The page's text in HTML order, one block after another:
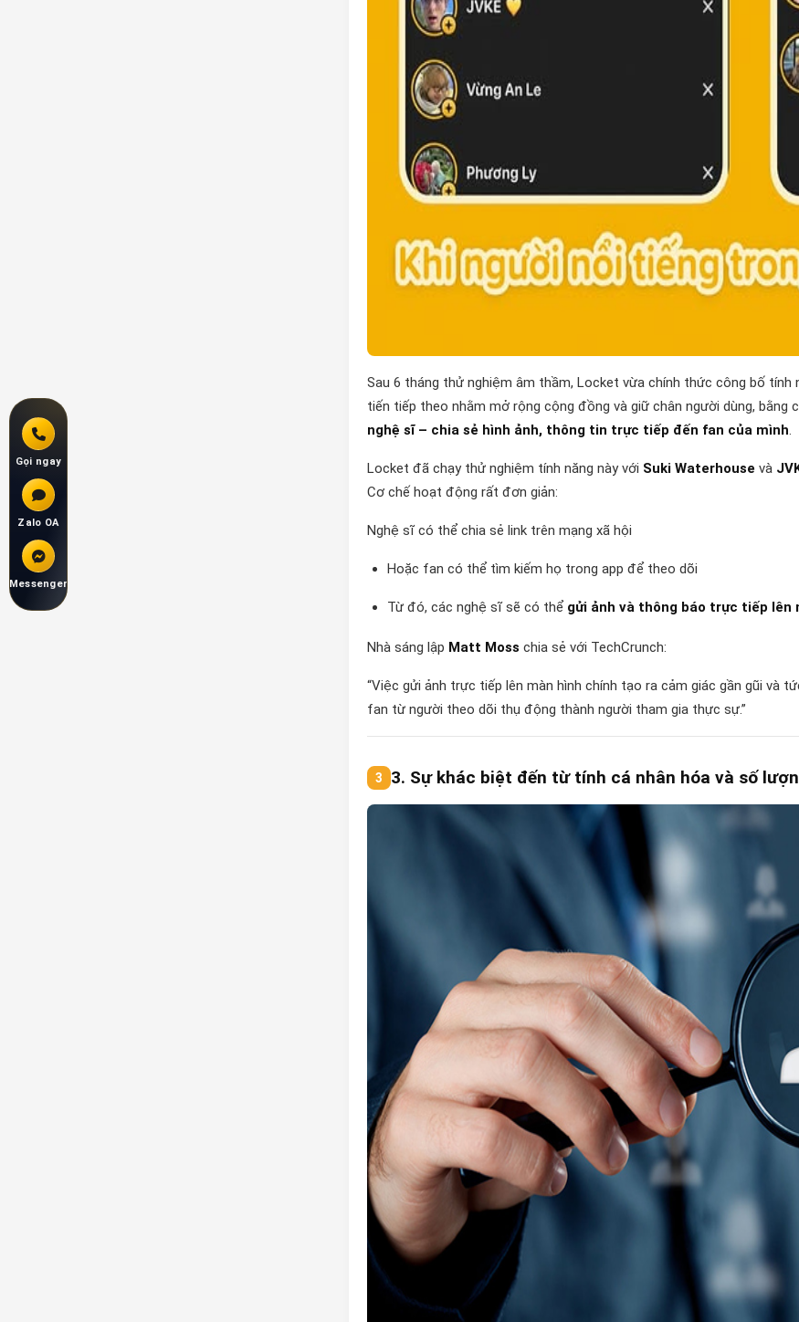
Sau 6 tháng thử nghiệm âm thầm, Locket vừa chính thức công bố tính
tiến tiếp theo nhằm mở rộng cộng đồng và giữ chân người dùng, bằng
nghệ sĩ – chia sẻ hình ảnh, thông tin trực tiếp đến fan của mình
Locket đã chạy thử nghiệm tính năng này với Suki Waterhouse và
Cơ chế hoạt động rất đơn giản:
Nghệ sĩ có thể chia sẻ link trên mạng xã hội
Hoặc fan có thể tìm kiếm họ trong app để theo dõi
Từ đó, các nghệ sĩ sẽ có thể gửi ảnh và thông báo trực tiếp lên
Nhà sáng lập Matt Moss chia sẻ với TechCrunch:
“Việc gửi ảnh trực tiếp lên màn hình chính tạo ra cảm giác gần gũi và
fan từ người theo dõi thụ động thành người tham gia thực sự.”
3. Sự khác biệt đến từ tính cá nhân hóa và số
Gọi ngay
Zalo OA
Messenger